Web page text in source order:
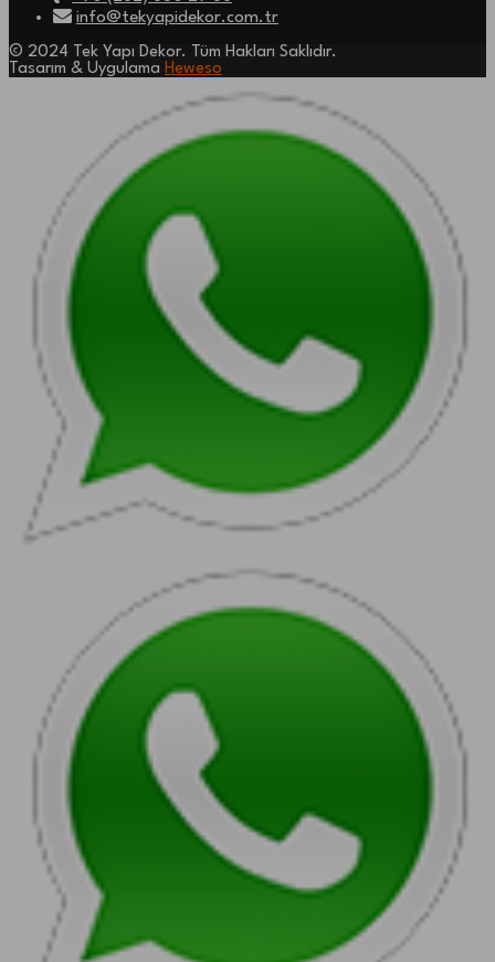
info@tekyapidekor.com.tr
© 2024 Tek Yapı Dekor. Tüm Hakları Saklıdır.
Tasarım & Uygulama Heweso